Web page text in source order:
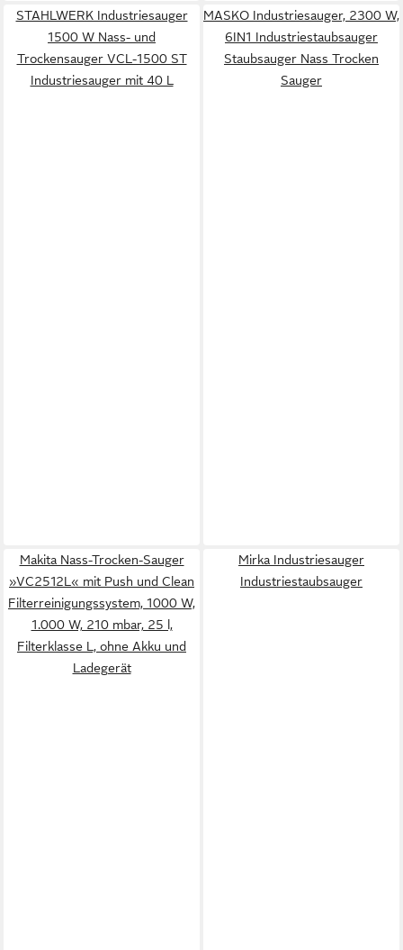
STAHLWERK Industriesauger
1500 W Nass- und
Trockensauger VCL-1500 ST
Industriesauger mit 40 L
MASKO Industriesauger, 2300 W,
6IN1 Industriestaubsauger
Staubsauger Nass Trocken
Sauger
Makita Nass-Trocken-Sauger
»VC2512L« mit Push und Clean
Filterreinigungssystem, 1000 W,
1.000 W, 210 mbar, 25 l,
Filterklasse L, ohne Akku und
Ladegerät
Mirka Industriesauger
Industriestaubsauger